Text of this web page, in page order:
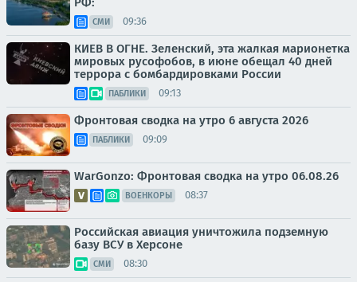
СМИ 09:36
КИЕВ В ОГНЕ. Зеленский, эта жалкая марионетка
мировых русофобов, в июне обещал 40 дней
террора с бомбардировками России
ПАБЛИКИ 09:13
Фронтовая сводка на утро 6 августа 2026
ПАБЛИКИ 09:09
WarGonzo: Фронтовая сводка на утро 06.08.26
ВОЕНКОРЫ 08:37
Российская авиация уничтожила подземную
базу ВСУ в Херсоне
СМИ 08:30